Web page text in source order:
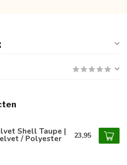
Shell Taupe |
/ Polyester 23,95